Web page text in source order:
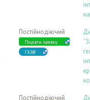
Постійнодіючий
Подати заявку
ГХЗВ
Постійнодіючий